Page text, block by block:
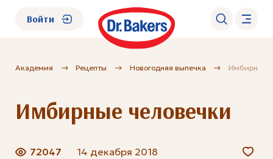
О нас
Каталог
Академия
Войти
Академия Рецепты Новогодняя выпечка Имбирные
Имбирные человечки
72047 14 декабря 2018